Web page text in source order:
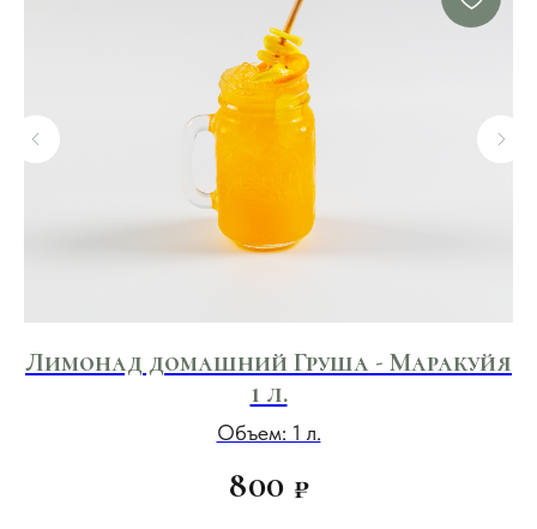
Лимонад домашний Груша - Маракуйя
1 л.
Объем: 1 л.
800 ₽